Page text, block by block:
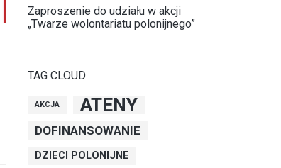
Zaproszenie do udziału w akcji
„Twarze wolontariatu polonijnego”
TAG CLOUD
AKCJA ATENY
DOFINANSOWANIE
DZIECI POLONIJNE